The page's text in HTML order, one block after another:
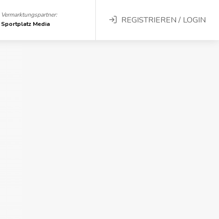
Vermarktungspartner:
Sportplatz Media
REGISTRIEREN / LOGIN